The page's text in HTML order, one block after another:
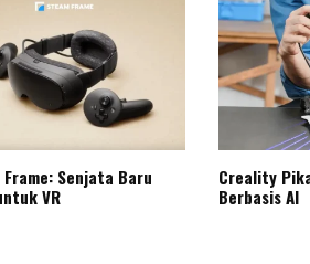
Senjata Baru
VR
Creality
Berbasis AI